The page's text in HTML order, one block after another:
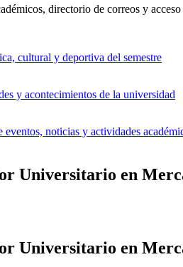
directorio de correos y
cultural y deportiva del semestre
y acontecimientos de la universidad
eventos, noticias y actividades
Universitario en
Universitario en